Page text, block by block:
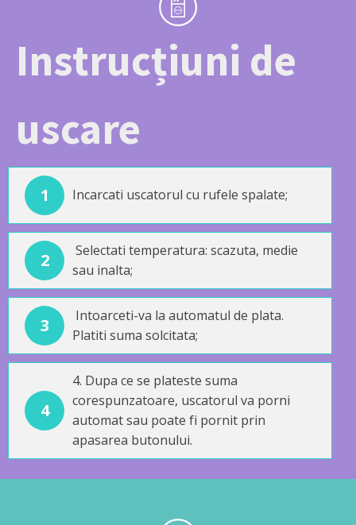
Instrucțiuni de
uscare
1 Incarcati uscatorul cu rufele spalate;
2
Selectati temperatura: scazuta, medie
sau inalta;
3
Intoarceti-va la automatul de plata.
Platiti suma solcitata;
4
4. Dupa ce se plateste suma
corespunzatoare, uscatorul va porni
automat sau poate fi pornit prin
apasarea butonului.